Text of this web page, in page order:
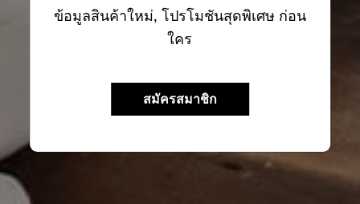
ข้อมูลสินค้าใหม่, โปรโมชันสุดพิเศษ ก่อน
ใคร
สมัครสมาชิก